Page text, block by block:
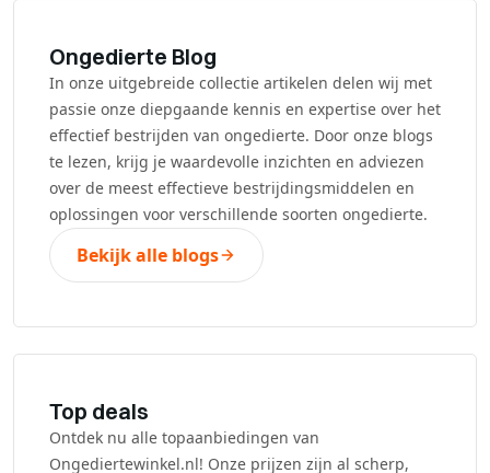
Ongedierte Blog
In onze uitgebreide collectie artikelen delen wij met
passie onze diepgaande kennis en expertise over het
effectief bestrijden van ongedierte. Door onze blogs
te lezen, krijg je waardevolle inzichten en adviezen
over de meest effectieve bestrijdingsmiddelen en
oplossingen voor verschillende soorten ongedierte.
Bekijk alle blogs
Top deals
Ontdek nu alle topaanbiedingen van
Ongediertewinkel.nl! Onze prijzen zijn al scherp,